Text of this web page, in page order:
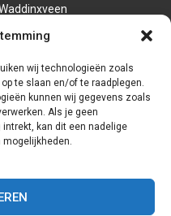
wij technologieën zoals
te slaan en/of te raadplegen.
kunnen wij gegevens zoals
Als je geen
kan dit een nadelige
mogelijkheden.